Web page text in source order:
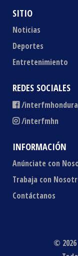
SITIO
Noticias
Deportes
Entretenimiento
REDES SOCIALES
/
/interfmhn
INFORMACIÓN
Anúnciate con
Trabaja con
Contáctanos
©